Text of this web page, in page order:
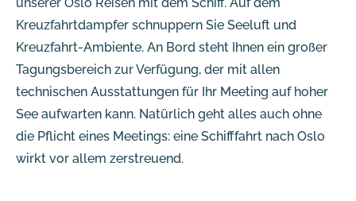
Kreuzfahrtdampfer schnuppern Sie Seeluft und
Kreuzfahrt-Ambiente. An Bord steht Ihnen ein großer
Tagungsbereich zur Verfügung, der mit allen
technischen Ausstattungen für Ihr Meeting auf hoher
See aufwarten kann. Natürlich geht alles auch ohne
die Pflicht eines Meetings: eine Schifffahrt nach Oslo
wirkt vor allem zerstreuend.